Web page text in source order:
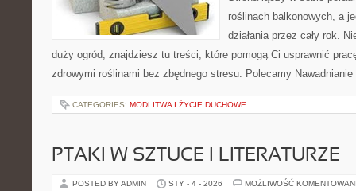
roślinach balkonowych, a
działania przez cały rok.
duży ogród, znajdziesz tu treści, które pomogą Ci usprawnić
zdrowymi roślinami bez zbędnego stresu. Polecamy
CATEGORIES: MODLITWA I ŻYCIE DUCHOWE
PTAKI W SZTUCE I LITERATURZE
POSTED BY ADMIN STY - 4 - 2026 MOŻLIWOŚĆ